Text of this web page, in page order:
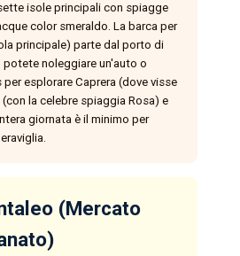
isole principali con spiagge
color smeraldo. La barca per
principale) parte dal porto di
potete noleggiare un'auto o
esplorare Caprera (dove visse
la celebre spiaggia Rosa) e
giornata è il minimo per
(Mercato